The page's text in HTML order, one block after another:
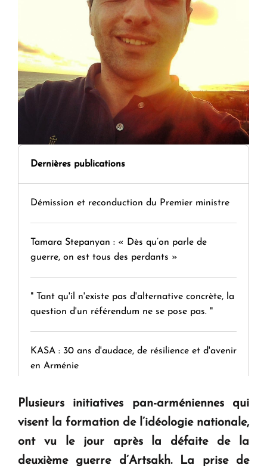
Dernières publications
Démission et reconduction du Premier ministre
Tamara Stepanyan : « Dès qu’on parle de
guerre, on est tous des perdants »
" Tant qu'il n'existe pas d'alternative concrète, la
question d'un référendum ne se pose pas. "
KASA : 30 ans d'audace, de résilience et d'avenir
en Arménie
Le premier hôtel Hyatt Regency d'Arménie
ouvrira ses portes à Dilijan
Plusieurs initiatives pan-arméniennes qui
visent la formation de l’idéologie nationale,
ont vu le jour après la défaite de la
deuxième guerre d’Artsakh. La prise de